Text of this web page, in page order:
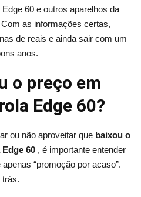
60 e outros aparelhos da
as informações certas,
de reais e ainda sair com um
anos.
o preço em
Edge 60?
ou não aproveitar que baixou o
60, é importante entender
“promoção por acaso”.
trás.